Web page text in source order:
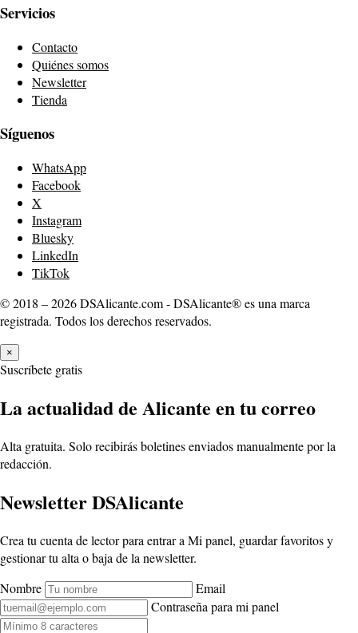
Servicios
Contacto
Quiénes somos
Newsletter
Tienda
Síguenos
WhatsApp
Facebook
X
Instagram
Bluesky
LinkedIn
TikTok
© 2018 – 2026 DSAlicante.com - DSAlicante® es una marca
registrada. Todos los derechos reservados.
×
Suscríbete gratis
La actualidad de Alicante en tu correo
Alta gratuita. Solo recibirás boletines enviados manualmente por la
redacción.
Newsletter DSAlicante
Crea tu cuenta de lector para entrar a Mi panel, guardar favoritos y
gestionar tu alta o baja de la newsletter.
Nombre
Email
Contraseña para mi panel